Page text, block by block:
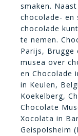
smaken.
chocolade- en
chocolade
te nemen.
Parijs, Brugge
musea over
en Chocolade
in Keulen,
Koekelberg,
Chocolate
Xocolata in
Geispolsheim